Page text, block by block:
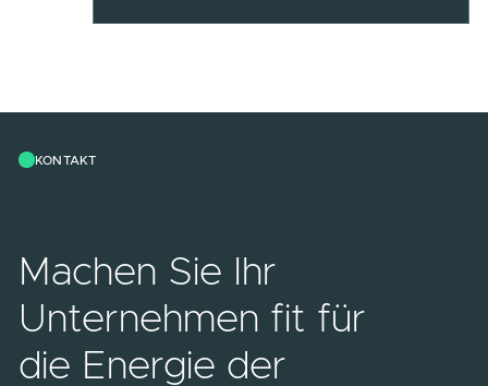
Regelmäßig:Um die Anlage langfristig
Wie schnell erhalte ich das Gutachten?
bis 3 Wochen fertig. So können Sie schnell
handeln, um Risiken zu minimieren und die
Effizienz zu maximieren.
Wie kompliziert ist der Bau einer